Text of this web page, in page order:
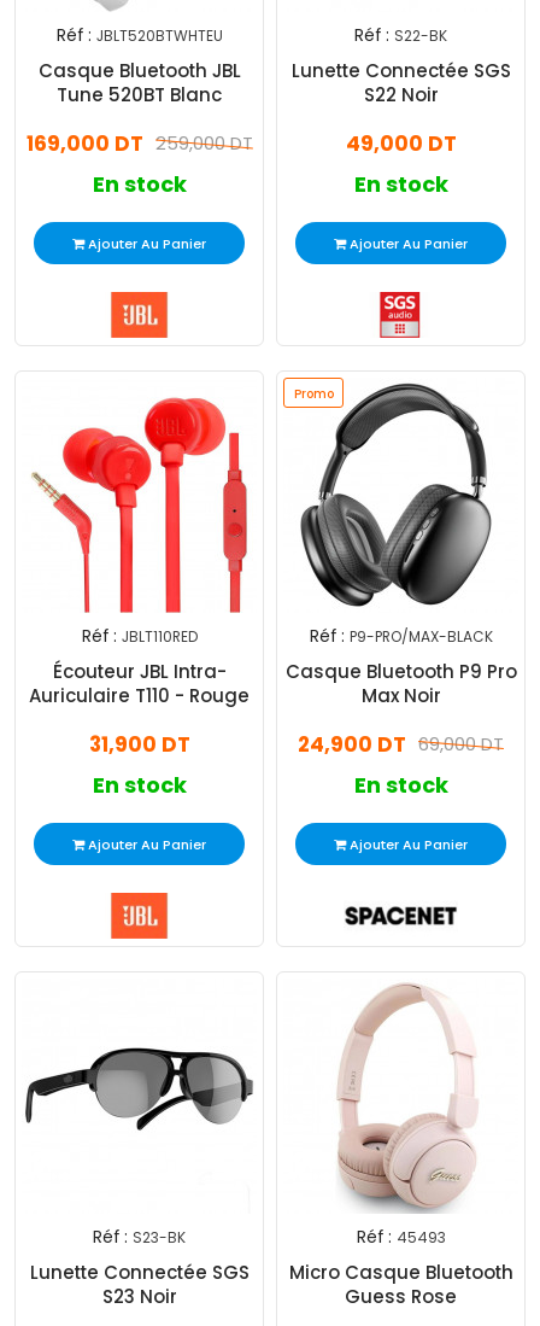
Réf : JBLT520BTWHTEU
Casque Bluetooth JBL
Tune 520BT Blanc
259,000 DT
169,000 DT
En stock
Ajouter Au Panier
Réf : S22-BK
Lunette Connectée SGS
S22 Noir
49,000 DT
En stock
Ajouter Au Panier
Réf : JBLT110RED
Écouteur JBL Intra-
Auriculaire T110 - Rouge
31,900 DT
En stock
Ajouter Au Panier
Promo
Réf : P9-PRO/MAX-BLACK
Casque Bluetooth P9 Pro
Max Noir
69,000 DT
24,900 DT
En stock
Ajouter Au Panier
Réf : S23-BK
Lunette Connectée SGS
S23 Noir
Réf : 45493
Micro Casque Bluetooth
Guess Rose